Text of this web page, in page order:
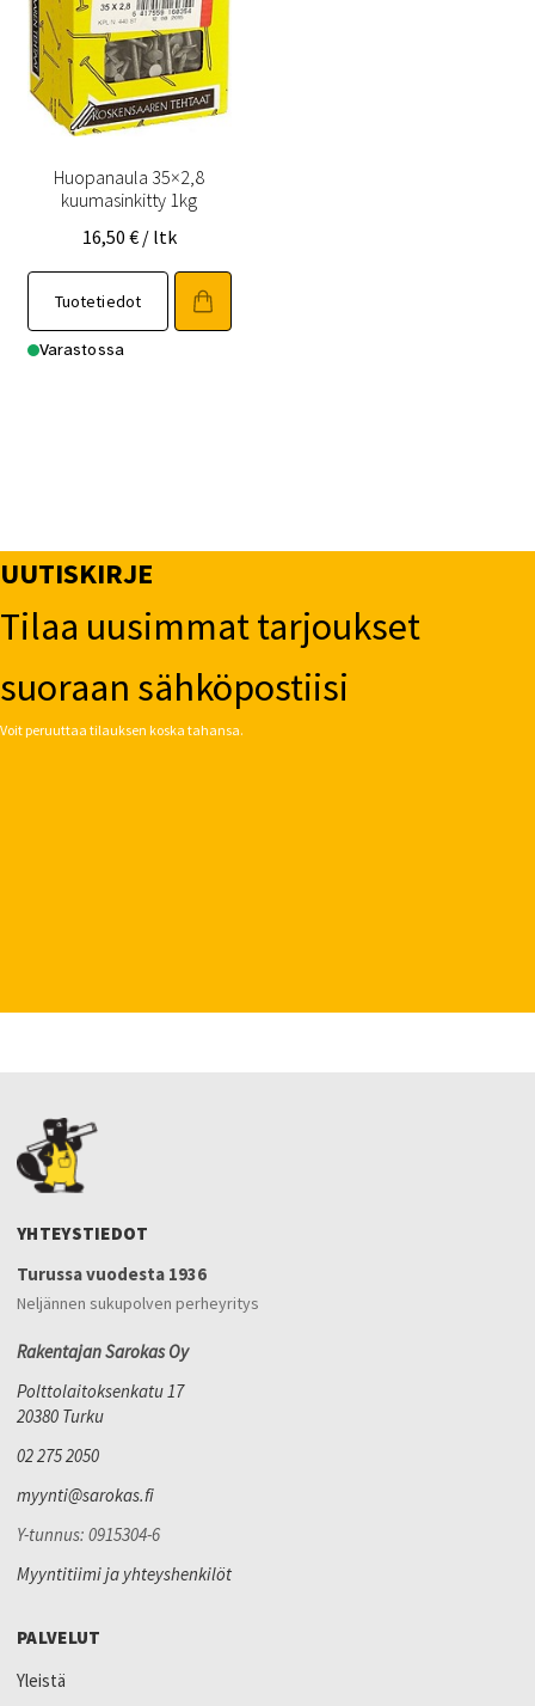
Huopanaula 35×2,8
kuumasinkitty 1kg
16,50 € / ltk
Tuotetiedot
Varastossa
UUTISKIRJE
Tilaa uusimmat tarjoukset
suoraan sähköpostiisi
Voit peruuttaa tilauksen koska tahansa.
YHTEYSTIEDOT
Turussa vuodesta 1936
Neljännen sukupolven perheyritys
Rakentajan Sarokas Oy
Polttolaitoksenkatu 17
20380 Turku
02 275 2050
myynti@sarokas.fi
Y-tunnus: 0915304-6
Myyntitiimi ja yhteyshenkilöt
PALVELUT
Yleistä